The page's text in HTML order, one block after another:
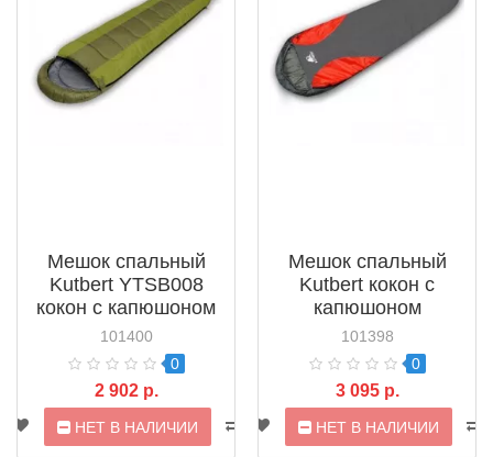
Мешок спальный
Kutbert YTSB008
кокон с капюшоном
230*80*60см
(101400)
101400
0
2 902 р.
НЕТ В НАЛИЧИИ
Мешок спальный
Kutbert кокон с
капюшоном
230*80*55см
(101398)
101398
0
3 095 р.
НЕТ В НАЛИЧИИ